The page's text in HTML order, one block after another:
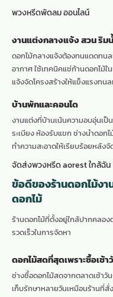
พวงหรีดพัดลม ออนไลน์
งานแต่งกลางแจ้ง สวน ริม
ดอกไม้กลางแจ้งต้องทนแดดทน
อากาศ ใช้เทคนิคแช่ก้านดอกไม้
แจ้งจัดโครงสร้างให้แข็งแรงทน
บ้านพักและคอนโด
งานแต่งที่บ้านเน้นความอบอุ่นเ
ระเบียง ห้องรับแขก ช่างนำดอ
ทำความสะอาดให้เรียบร้อยหลังจั
จัดส่งพวงหรีด aorest ใกล้ฉัน
ข้อดีของร้านดอกไม้งา
ดอกไม้
ร้านดอกไม้ที่ตั้งอยู่ใกล้ปากคลอง
รวดเร็วในการจัดหา
ดอกไม้สดที่สุดเพราะซื้อเช้า
ช่างซื้อดอกไม้สดจากตลาดเช้าวั
เก็บรักษาหลายวันเหมือนร้านที่สั่